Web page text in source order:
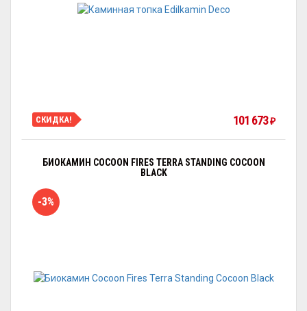
СКИДКА! 101 673₽
БИОКАМИН COCOON FIRES TERRA STANDING COCOON
BLACK
-3%